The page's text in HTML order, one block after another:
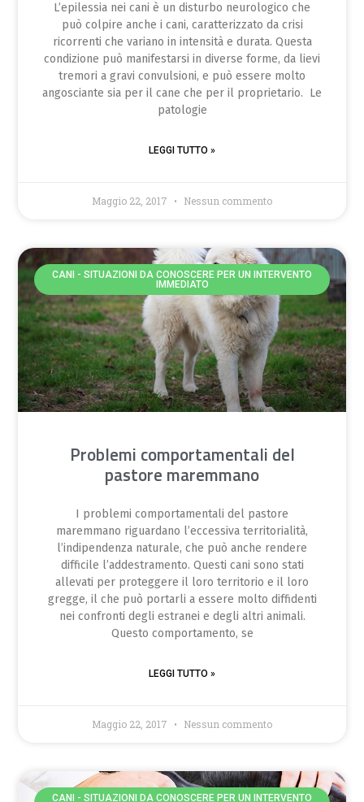
L’epilessia nei cani è un disturbo neurologico che
può colpire anche i cani, caratterizzato da crisi
ricorrenti che variano in intensità e durata. Questa
condizione può manifestarsi in diverse forme, da lievi
tremori a gravi convulsioni, e può essere molto
angosciante sia per il cane che per il proprietario. Le
patologie
LEGGI TUTTO »
Maggio 22, 2017 Nessun commento
CANI - SITUAZIONI DA CONOSCERE PER UN INTERVENTO
IMMEDIATO
Problemi comportamentali del
pastore maremmano
I problemi comportamentali del pastore
maremmano riguardano l’eccessiva territorialità,
l’indipendenza naturale, che può anche rendere
difficile l’addestramento. Questi cani sono stati
allevati per proteggere il loro territorio e il loro
gregge, il che può portarli a essere molto diffidenti
nei confronti degli estranei e degli altri animali.
Questo comportamento, se
LEGGI TUTTO »
Maggio 22, 2017 Nessun commento
CANI - SITUAZIONI DA CONOSCERE PER UN INTERVENTO